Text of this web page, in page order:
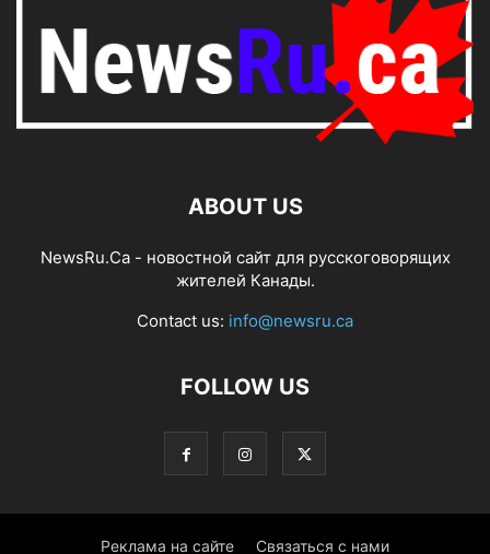
ABOUT US
NewsRu.Ca - новостной сайт для русскоговорящих
жителей Канады.
Contact us: info@newsru.ca
FOLLOW US
Реклама на сайте Связаться с нами